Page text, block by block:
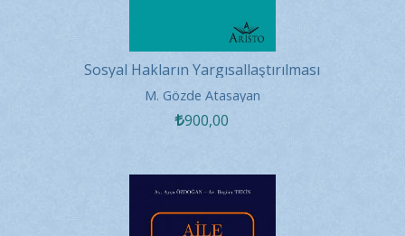
Sosyal Hakların Yargısallaştırılması
M. Gözde Atasayan
900,00